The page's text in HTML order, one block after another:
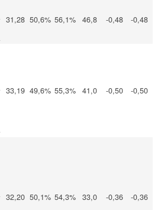
31,28 50,6% 56,1% 46,8 -0,48 -0,48
33,19 49,6% 55,3% 41,0 -0,50 -0,50
32,20 50,1% 54,3% 33,0 -0,36 -0,36